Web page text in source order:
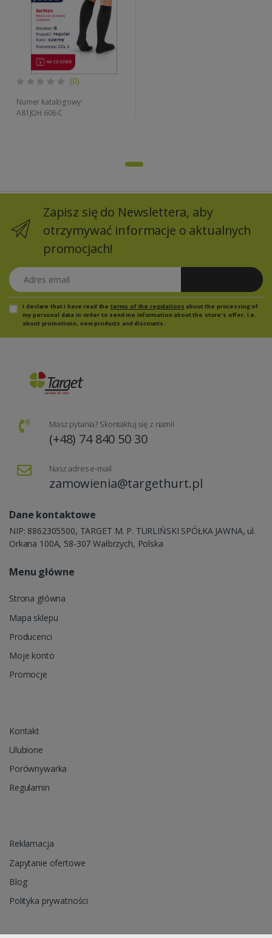
(0)
Numer katalogowy:
A81JOH 606 C
Zapisz się do Newslettera, aby
otrzymywać informacje o aktualnych
promocjach!
Adres email
I declare that I have read the terms of the regulations about the processing of
my personal data in order to send me information about the store's offer, i.e.
about promotions, new products and discounts.
Masz pytania? Skontaktuj się z nami!
(+48) 74 840 50 30
Nasz adres e-mail
zamowienia@targethurt.pl
Dane kontaktowe
NIP: 8862305500, TARGET M. P. TURLIŃSKI SPÓŁKA JAWNA, ul.
Orkana 100A, 58-307 Wałbrzych, Polska
Menu główne
Strona główna
Mapa sklepu
Producenci
Moje konto
Promocje
Kontakt
Ulubione
Porównywarka
Regulamin
Reklamacja
Zapytanie ofertowe
Blog
Polityka prywatności